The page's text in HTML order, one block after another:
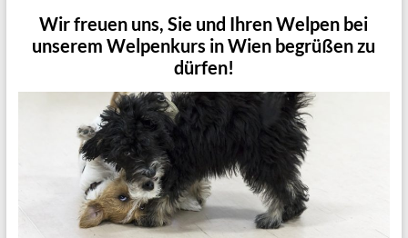
Wir freuen uns, Sie und Ihren Welpen bei
unserem Welpenkurs in Wien begrüßen zu
dürfen!